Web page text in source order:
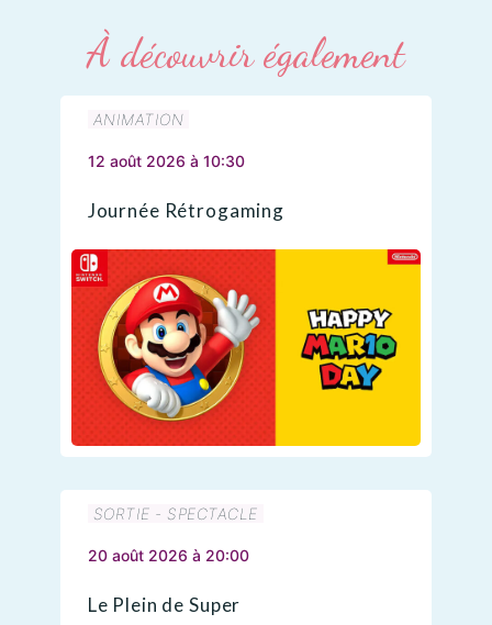
À découvrir également
ANIMATION
12 août 2026 à 10:30
Journée Rétrogaming
SORTIE - SPECTACLE
20 août 2026 à 20:00
Le Plein de Super